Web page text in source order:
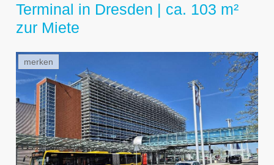
Terminal in Dresden | ca. 103 m²
zur Miete
merken